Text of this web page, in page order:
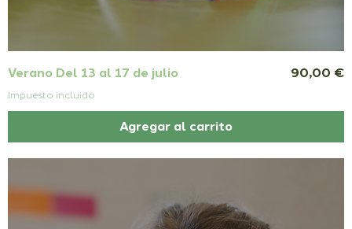
Verano Del 13 al 17 de julio Precio
90,00 €
Impuesto incluido
Agregar al carrito